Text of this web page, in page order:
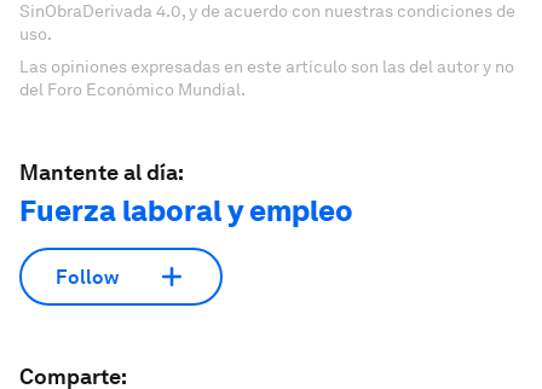
SinObraDerivada 4.0, y de acuerdo con nuestras condiciones de
uso.
Las opiniones expresadas en este artículo son las del autor y no
del Foro Económico Mundial.
Mantente al día:
Fuerza laboral y empleo
Follow
Comparte: